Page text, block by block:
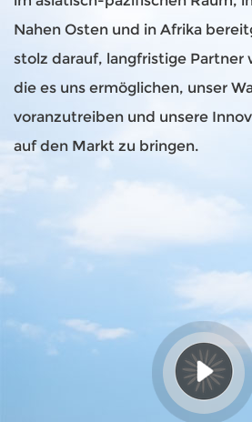
Nahen Osten und in Afrika
stolz darauf, langfristige
die es uns ermöglichen, unser
voranzutreiben und unsere
auf den Markt zu bringen.